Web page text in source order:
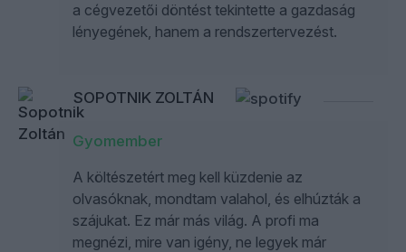
a cégvezetői döntést tekintette a gazdaság
lényegének, hanem a rendszertervezést.
SOPOTNIK ZOLTÁN
Gyomember
A költészetért meg kell küzdenie az
olvasóknak, mondtam valahol, és elhúzták a
szájukat. Ez már más világ. A profi ma
megnézi, mire van igény, ne legyek már